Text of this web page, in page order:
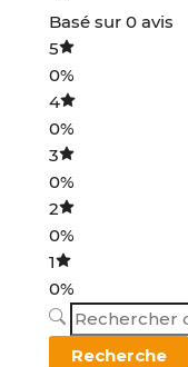
Basé sur 0 avis
5
0%
4
0%
3
0%
2
0%
1
0%
Recherche